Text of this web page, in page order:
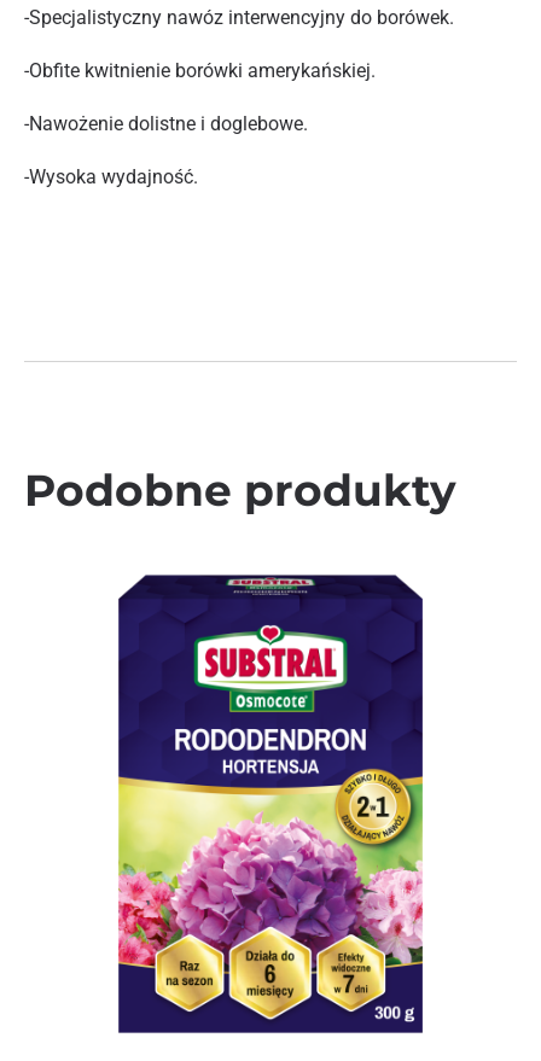
-Specjalistyczny nawóz interwencyjny do borówek.
-Obfite kwitnienie borówki amerykańskiej.
-Nawożenie dolistne i doglebowe.
-Wysoka wydajność.
Podobne produkty